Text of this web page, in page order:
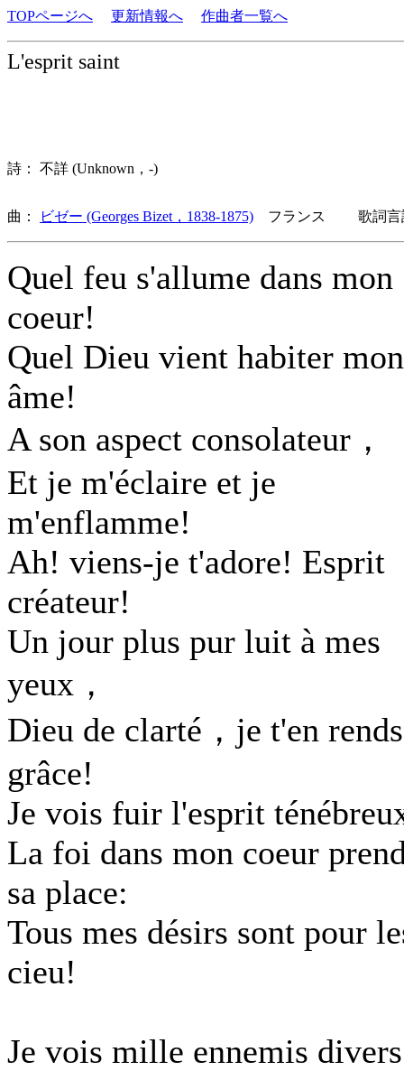
TOPページへ 更新情報へ 作曲者一覧へ
L'esprit saint
詩： 不詳 (Unknown，-)
曲： ビゼー (Georges Bizet，1838-1875) フランス 歌詞言
Quel feu s'allume dans mon
coeur!
Quel Dieu vient habiter mon
âme!
A son aspect consolateur，
Et je m'éclaire et je
m'enflamme!
Ah! viens-je t'adore! Esprit
créateur!
Un jour plus pur luit à mes
yeux，
Dieu de clarté，je t'en rends
grâce!
Je vois fuir l'esprit
La foi dans mon coeur
sa place:
Tous mes désirs sont pour
cieu!
Je vois mille ennemis divers